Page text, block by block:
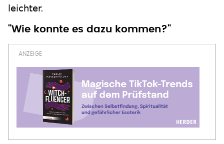
leichter.
"Wie konnte es dazu kommen?"